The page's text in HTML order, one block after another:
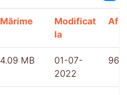
Mărime
Modificat
la
4.09 MB
01-07-
2022
965